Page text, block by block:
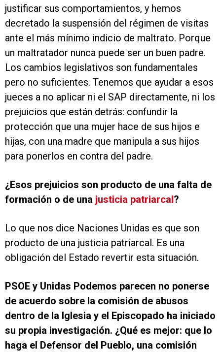
justificar sus comportamientos, y hemos
decretado la suspensión del régimen de visitas
ante el más mínimo indicio de maltrato. Porque
un maltratador nunca puede ser un buen padre.
Los cambios legislativos son fundamentales
pero no suficientes. Tenemos que ayudar a esos
jueces a no aplicar ni el SAP directamente, ni los
prejuicios que están detrás: confundir la
protección que una mujer hace de sus hijos e
hijas, con una madre que manipula a sus hijos
para ponerlos en contra del padre.
¿Esos prejuicios son producto de una falta de
formación o de una justicia patriarcal?
Lo que nos dice Naciones Unidas es que son
producto de una justicia patriarcal. Es una
obligación del Estado revertir esta situación.
PSOE y Unidas Podemos parecen no ponerse
de acuerdo sobre la comisión de abusos
dentro de la Iglesia y el Episcopado ha iniciado
su propia investigación. ¿Qué es mejor: que lo
haga el Defensor del Pueblo, una comisión